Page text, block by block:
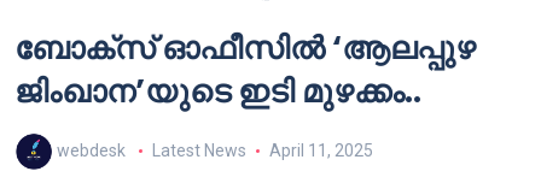
ബോക്സ് ഓഫീസിൽ ‘ആലപ്പുഴ
ജിംഖാന’യുടെ ഇടി മുഴക്കം..
webdesk Latest News April 11, 2025